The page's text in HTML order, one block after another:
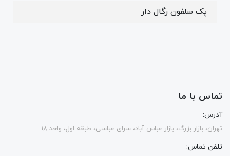
پک سلفون رگال دار
تماس با ما
آدرس:
تهران، بازار بزرگ، بازار عباس آباد، سرای عباسی، طبقه اول، واحد 18
تلفن تماس: